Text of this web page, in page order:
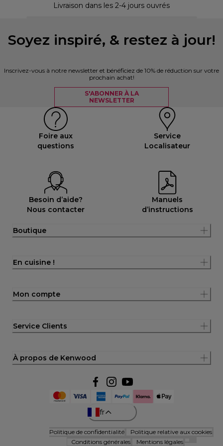
Livraison dans les 2-4 jours ouvrés
Soyez inspiré, & restez à jour!
Inscrivez-vous à notre newsletter et bénéficiez de 10% de réduction sur votre
prochain achat!
S'ABONNER À LA
NEWSLETTER
Foire aux
questions
Service
Localisateur
Besoin d’aide?
Nous contacter
Manuels
d’instructions
Boutique
En cuisine !
Mon compte
Service Clients
À propos de Kenwood
fr
Politique de confidentialité
Politique relative aux cookies
Conditions générales
Mentions légales